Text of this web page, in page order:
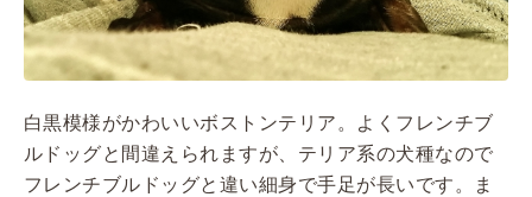
白黒模様がかわいいボストンテリア。よくフレンチブ
ルドッグと間違えられますが、テリア系の犬種なので
フレンチブルドッグと違い細身で手足が長いです。ま